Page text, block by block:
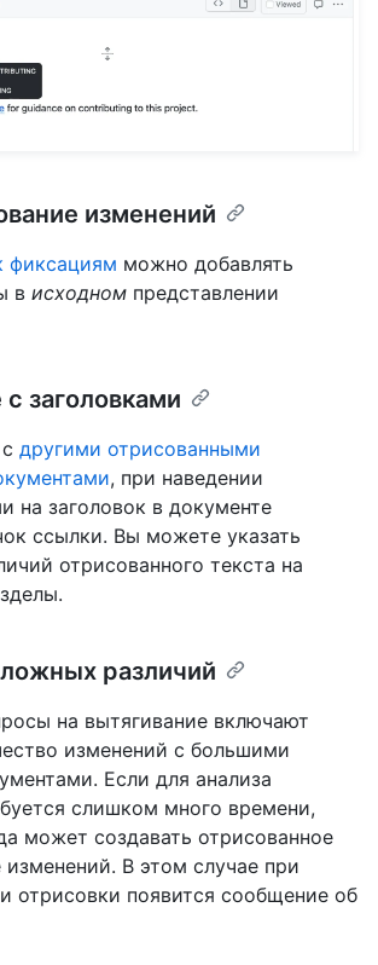
изменений
фиксациям можно добавлять
в исходном представлении
заголовками
другими отрисованными
, при наведении
на заголовок в документе
ссылки. Вы можете указать
отрисованного текста на
различий
на вытягивание включают
изменений с большими
Если для анализа
слишком много времени,
может создавать отрисованное
изменений. В этом случае при
отрисовки появится сообщение об